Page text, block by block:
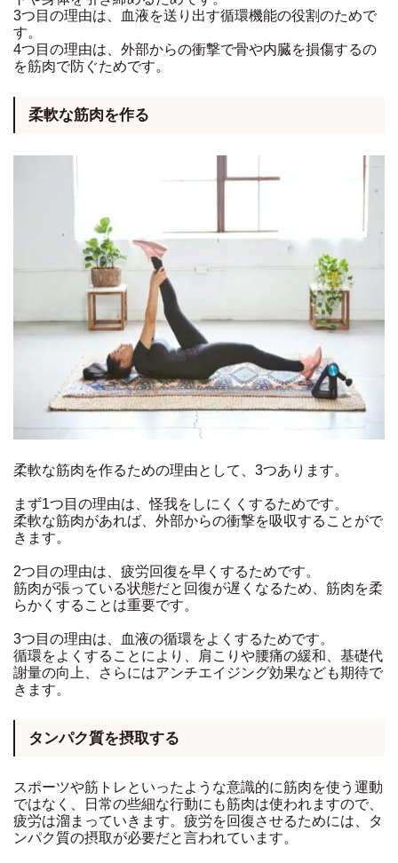
3つ目の理由は、血液を送り出す循環機能の役割のためで
す。
4つ目の理由は、外部からの衝撃で骨や内臓を損傷するの
を筋肉で防ぐためです。
柔軟な筋肉を作る
柔軟な筋肉を作るための理由として、3つあります。
まず1つ目の理由は、怪我をしにくくするためです。
柔軟な筋肉があれば、外部からの衝撃を吸収することがで
きます。
2つ目の理由は、疲労回復を早くするためです。
筋肉が張っている状態だと回復が遅くなるため、筋肉を柔
らかくすることは重要です。
3つ目の理由は、血液の循環をよくするためです。
循環をよくすることにより、肩こりや腰痛の緩和、基礎代
謝量の向上、さらにはアンチエイジング効果なども期待で
きます。
タンパク質を摂取する
スポーツや筋トレといったような意識的に筋肉を使う運動
ではなく、日常の些細な行動にも筋肉は使われますので、
疲労は溜まっていきます。疲労を回復させるためには、タ
ンパク質の摂取が必要だと言われています。